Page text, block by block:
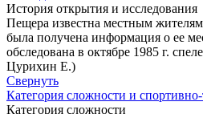
История открытия и исследования
Пещера известна местным
была получена информация о ее
обследована в октябре 1985 г.
Цурихин Е.)
Свернуть
Категория сложности и
Категория сложности